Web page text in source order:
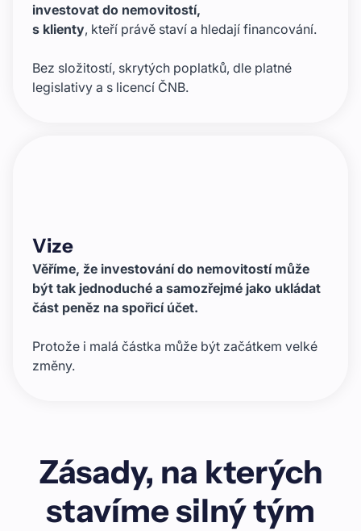
investovat do nemovitostí,
s klienty, kteří právě staví a hledají financování.
Bez složitostí, skrytých poplatků, dle platné
legislativy a s licencí ČNB.
Vize
Věříme, že investování do nemovitostí může
být tak jednoduché a samozřejmé jako ukládat
část peněz na spořicí účet.
Protože i malá částka může být začátkem velké
změny.
Zásady, na kterých
stavíme silný tým